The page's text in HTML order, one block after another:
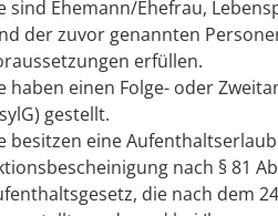
sind Ehemann/Ehefrau,
der zuvor genannten
erfüllen.
haben einen Folge- oder
gestellt.
besitzen eine
nach § 81
die nach dem